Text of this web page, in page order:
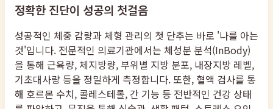
정확한 진단이 성공의 첫걸음
성공적인 체중 감량과 체형 관리의 첫 단추는 바로 '나를 아는
것'입니다. 전문적인 의료기관에서는 체성분 분석(InBody)
을 통해 근육량, 체지방량, 부위별 지방 분포, 내장지방 레벨,
기초대사량 등을 정밀하게 측정합니다. 또한, 혈액 검사를 통
해 호르몬 수치, 콜레스테롤, 간 기능 등 전반적인 건강 상태